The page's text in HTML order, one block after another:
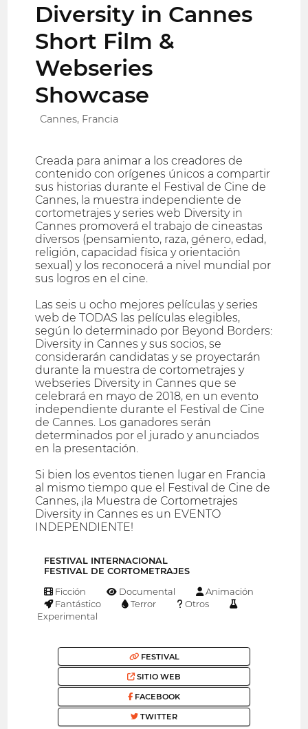
Diversity in Cannes
Short Film &
Webseries
Showcase
Cannes, Francia
Creada para animar a los creadores de
contenido con orígenes únicos a compartir
sus historias durante el Festival de Cine de
Cannes, la muestra independiente de
cortometrajes y series web Diversity in
Cannes promoverá el trabajo de cineastas
diversos (pensamiento, raza, género, edad,
religión, capacidad física y orientación
sexual) y los reconocerá a nivel mundial por
sus logros en el cine.
Las seis u ocho mejores películas y series
web de TODAS las películas elegibles,
según lo determinado por Beyond Borders:
Diversity in Cannes y sus socios, se
considerarán candidatas y se proyectarán
durante la muestra de cortometrajes y
webseries Diversity in Cannes que se
celebrará en mayo de 2018, en un evento
independiente durante el Festival de Cine
de Cannes. Los ganadores serán
determinados por el jurado y anunciados
en la presentación.
Si bien los eventos tienen lugar en Francia
al mismo tiempo que el Festival de Cine de
Cannes, ¡la Muestra de Cortometrajes
Diversity in Cannes es un EVENTO
INDEPENDIENTE!
FESTIVAL INTERNACIONAL
FESTIVAL DE CORTOMETRAJES
Ficción Documental
Animación
Fantástico
Terror
Otros
Experimental
FESTIVAL
SITIO WEB
FACEBOOK
TWITTER